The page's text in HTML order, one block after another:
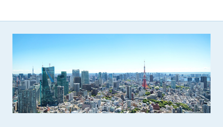
その他形態を問わず、第三者に利用させることはできませ
3. 会員は、IDおよびパスワードの管理不十分、使用上の過誤、
第三者（他の会員を含む）の使用等による損害について責任
を負うものとし、管理者は一切責任を負いません。
第6条（会員の禁止事項）
1. 会員は建設資料館WEB上で以下の行為をしないものとしま
す。